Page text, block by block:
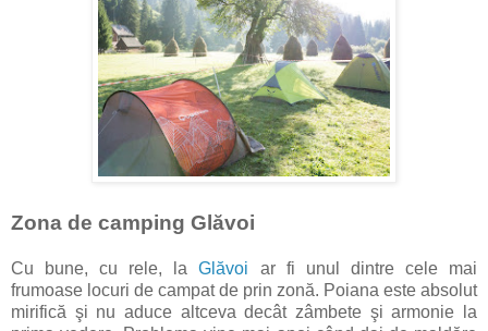
Zona de camping Glăvoi
Cu bune, cu rele, laGlăvoi ar fi unul dintre cele mai
frumoase locuri de campat de prin zonă. Poiana este absolut
mirifică şi nu aduce altceva decât zâmbete şi armonie la